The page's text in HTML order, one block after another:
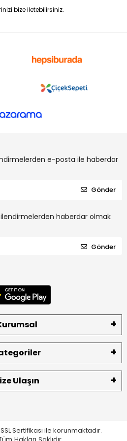
bize iletebilirsiniz.
e-posta ile haberdar
Gönder
haberdar olmak
Gönder
Ulaşın
Sertifikası ile korunmaktadır.